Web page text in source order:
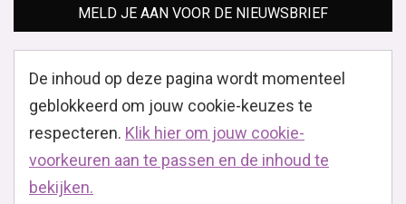
MELD JE AAN VOOR DE NIEUWSBRIEF
De inhoud op deze pagina wordt momenteel
geblokkeerd om jouw cookie-keuzes te
respecteren. Klik hier om jouw cookie-
voorkeuren aan te passen en de inhoud te
bekijken.